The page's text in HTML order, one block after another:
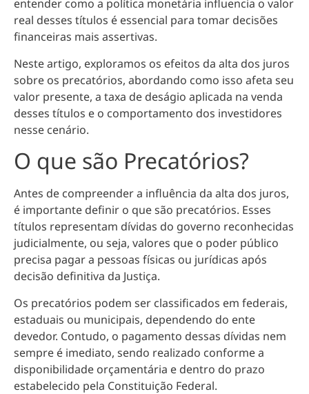
entender como a política monetária influencia o valor
real desses títulos é essencial para tomar decisões
financeiras mais assertivas.
Neste artigo, exploramos os efeitos da alta dos juros
sobre os precatórios, abordando como isso afeta seu
valor presente, a taxa de deságio aplicada na venda
desses títulos e o comportamento dos investidores
nesse cenário.
O que são Precatórios?
Antes de compreender a influência da alta dos juros,
é importante definir o que são precatórios. Esses
títulos representam dívidas do governo reconhecidas
judicialmente, ou seja, valores que o poder público
precisa pagar a pessoas físicas ou jurídicas após
decisão definitiva da Justiça.
Os precatórios podem ser classificados em federais,
estaduais ou municipais, dependendo do ente
devedor. Contudo, o pagamento dessas dívidas nem
sempre é imediato, sendo realizado conforme a
disponibilidade orçamentária e dentro do prazo
estabelecido pela Constituição Federal.